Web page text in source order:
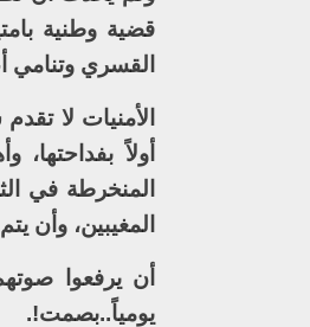
قضية وطنية
القسري وتنامي
الأمنيات لا
أولاً
المنخرطة في
المغيبين، وأن
أن يرفعوا
يومياً..بصمت!.